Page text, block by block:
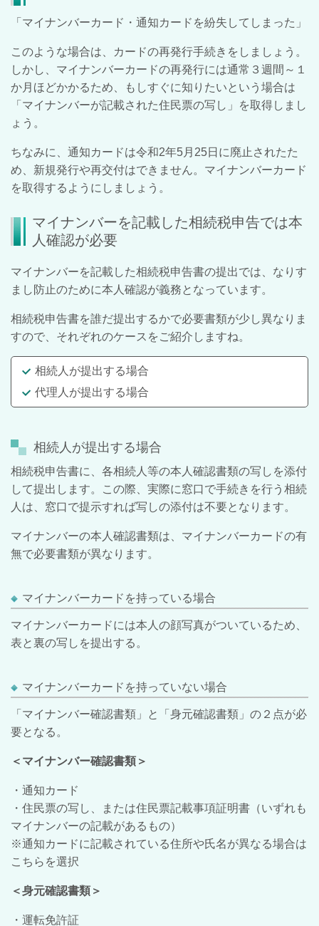
「マイナンバーカード・通知カードを紛失してしまった」
このような場合は、カードの再発行手続きをしましょう。
しかし、マイナンバーカードの再発行には通常３週間～１
か月ほどかかるため、もしすぐに知りたいという場合は
「マイナンバーが記載された住民票の写し」を取得しまし
ょう。
ちなみに、通知カードは令和2年5月25日に廃止されたた
め、新規発行や再交付はできません。マイナンバーカード
を取得するようにしましょう。
マイナンバーを記載した相続税申告では本
人確認が必要
マイナンバーを記載した相続税申告書の提出では、なりす
まし防止のために本人確認が義務となっています。
相続税申告書を誰だ提出するかで必要書類が少し異なりま
すので、それぞれのケースをご紹介しますね。
相続人が提出する場合
代理人が提出する場合
相続人が提出する場合
相続税申告書に、各相続人等の本人確認書類の写しを添付
して提出します。この際、実際に窓口で手続きを行う相続
人は、窓口で提示すれば写しの添付は不要となります。
マイナンバーの本人確認書類は、マイナンバーカードの有
無で必要書類が異なります。
マイナンバーカードを持っている場合
マイナンバーカードには本人の顔写真がついているため、
表と裏の写しを提出する。
マイナンバーカードを持っていない場合
「マイナンバー確認書類」と「身元確認書類」の２点が必
要となる。
＜マイナンバー確認書類＞
・通知カード
・住民票の写し、または住民票記載事項証明書（いずれも
マイナンバーの記載があるもの）
※通知カードに記載されている住所や氏名が異なる場合は
こちらを選択
＜身元確認書類＞
・運転免許証